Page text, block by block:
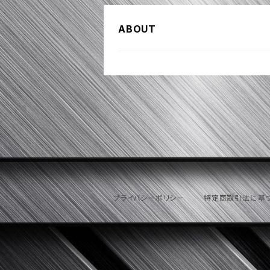
ABOUT
プライバシーポリシー 特定商取引法に基